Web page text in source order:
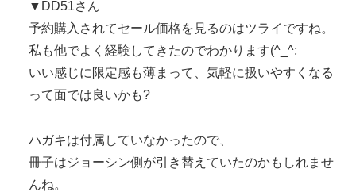
▼DD51さん
予約購入されてセール価格を見るのはツライですね。
私も他でよく経験してきたのでわかります(^_^;
いい感じに限定感も薄まって、気軽に扱いやすくなる
って面では良いかも?
ハガキは付属していなかったので、
冊子はジョーシン側が引き替えていたのかもしれませ
んね。